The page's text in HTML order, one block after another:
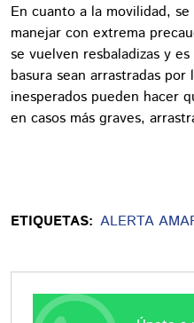
En cuanto a la movilidad,
manejar con extrema
se vuelven resbaladizas y
basura sean arrastradas
inesperados pueden hacer
en casos más graves,
ETIQUETAS: ALERTA